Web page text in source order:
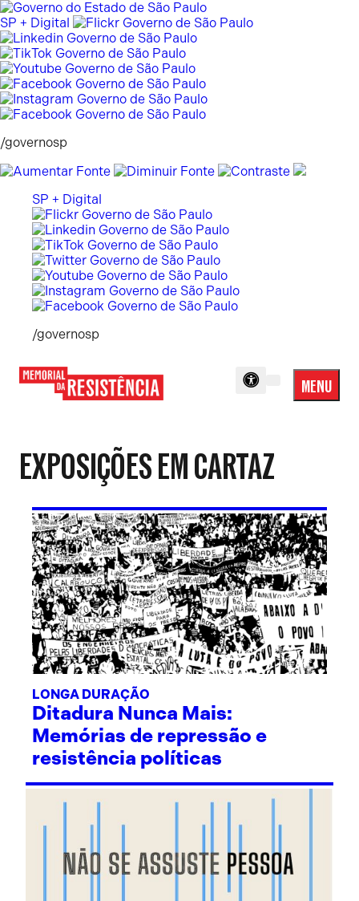
Pular
para
o
conteúdo
SP + Digital
/governosp
SP + Digital
/governosp
MENU
Menu
EXPOSIÇÕES EM CARTAZ
LONGA DURAÇÃO
Ditadura Nunca Mais:
Memórias de repressão e
resistência políticas